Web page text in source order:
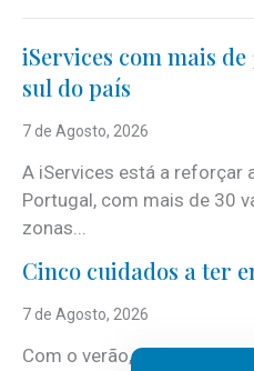
iServices com mais
sul do país
7 de Agosto, 2026
A iServices está a reforçar
Portugal, com mais de 30
zonas...
Cinco cuidados a ter
7 de Agosto, 2026
Com o verão, chegam